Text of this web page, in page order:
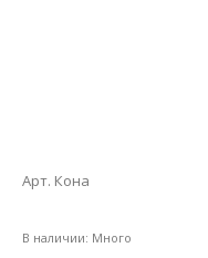
Арт. Кона
В наличии: Много